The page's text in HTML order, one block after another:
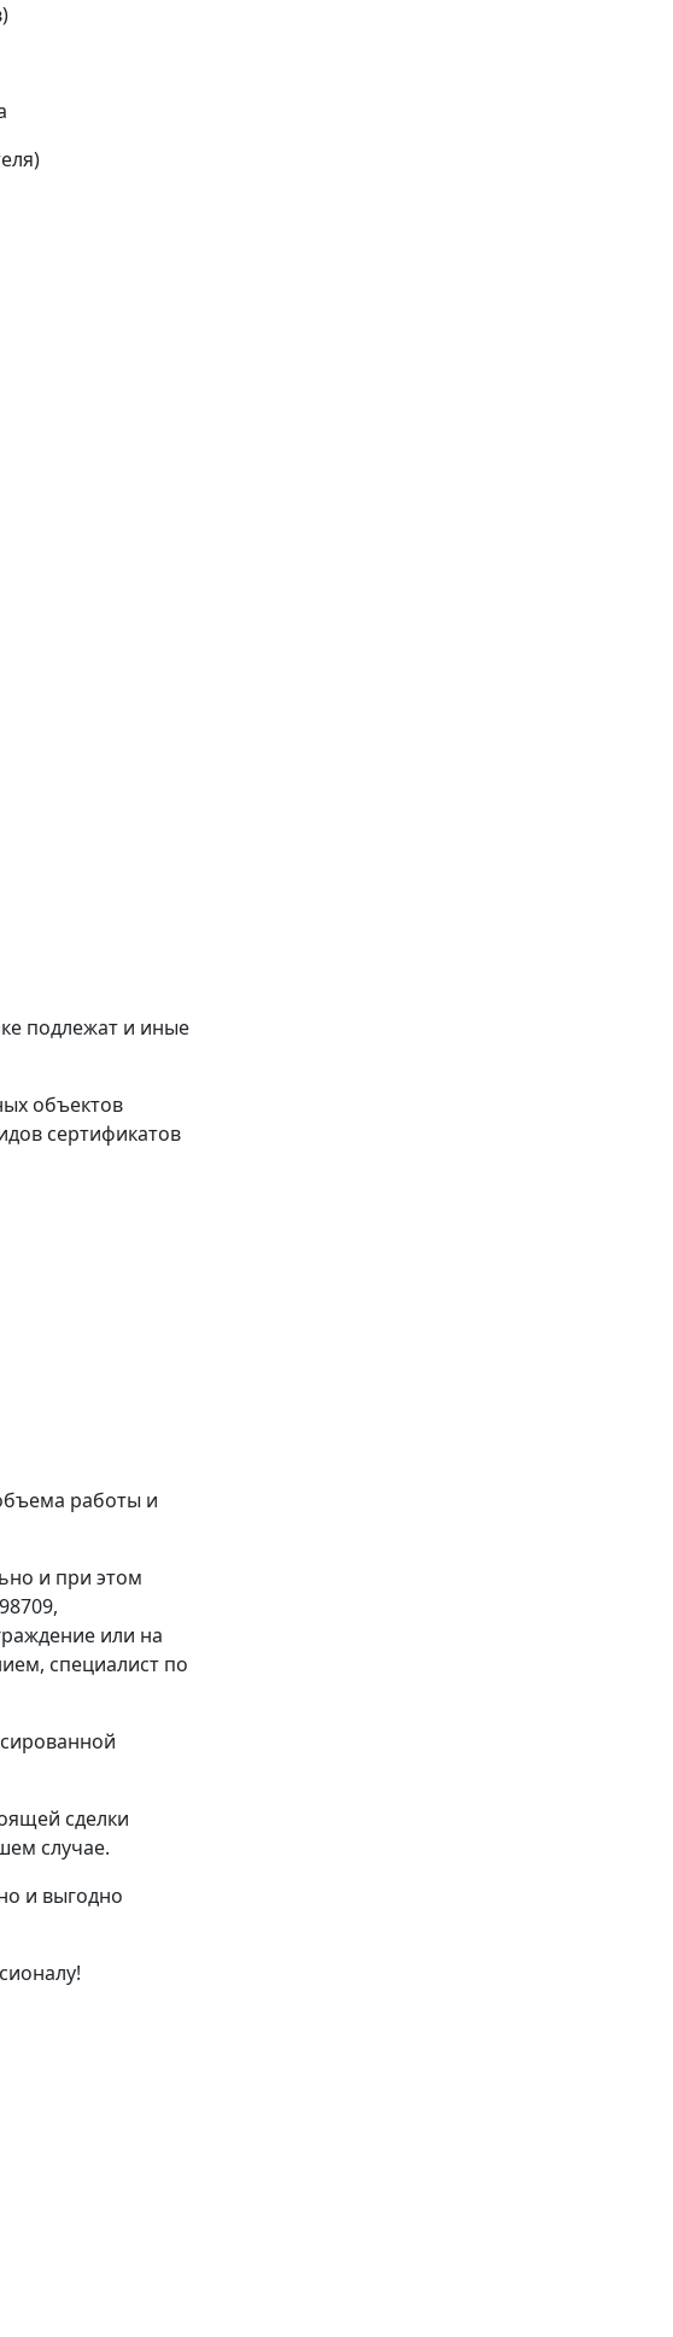
подлежат и иные
объектов
сертификатов
работы и
и при этом
или на
специалист по
сделки
случае.
и выгодно